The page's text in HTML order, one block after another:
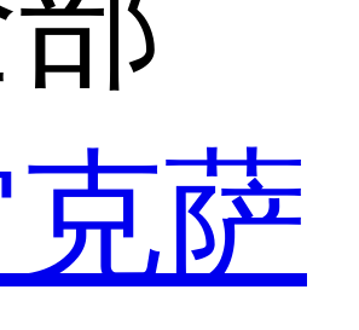
萨